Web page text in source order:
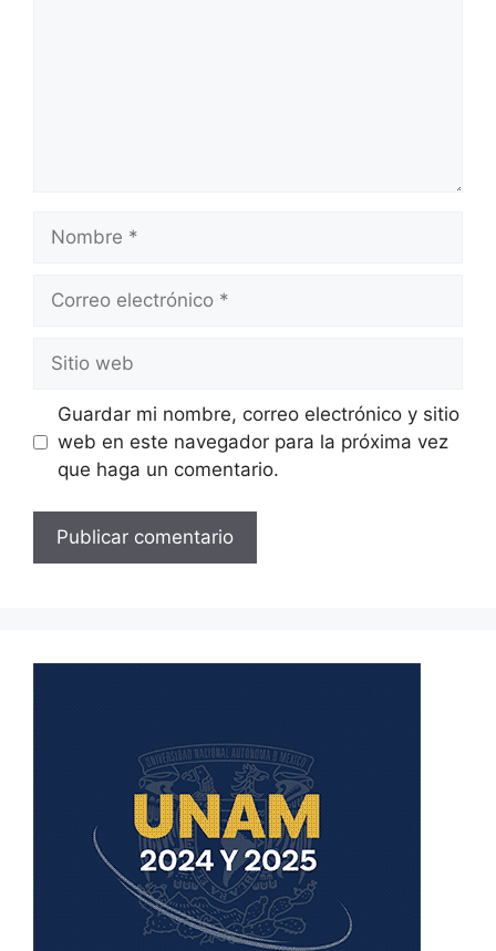
electrónico
web
Guardar mi nombre, correo electrónico y sitio
web en este navegador para la próxima vez
que haga un comentario.